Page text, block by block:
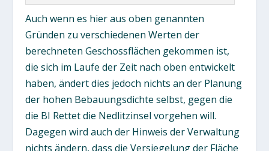
Auch wenn es hier aus oben genannten
Gründen zu verschiedenen Werten der
berechneten Geschossflächen gekommen ist,
die sich im Laufe der Zeit nach oben entwickelt
haben, ändert dies jedoch nichts an der Planung
der hohen Bebauungsdichte selbst, gegen die
die BI Rettet die Nedlitzinsel vorgehen will.
Dagegen wird auch der Hinweis der Verwaltung
nichts ändern, dass die Versiegelung der Fläche